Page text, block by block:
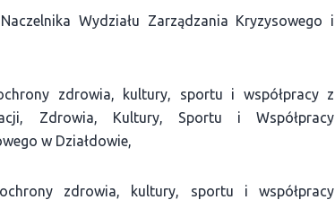
Wydziału Zarządzania Kryzysowego i
zdrowia, kultury, sportu i współpracy z
Zdrowia, Kultury, Sportu i Współpracy
w Działdowie,
zdrowia, kultury, sportu i współpracy